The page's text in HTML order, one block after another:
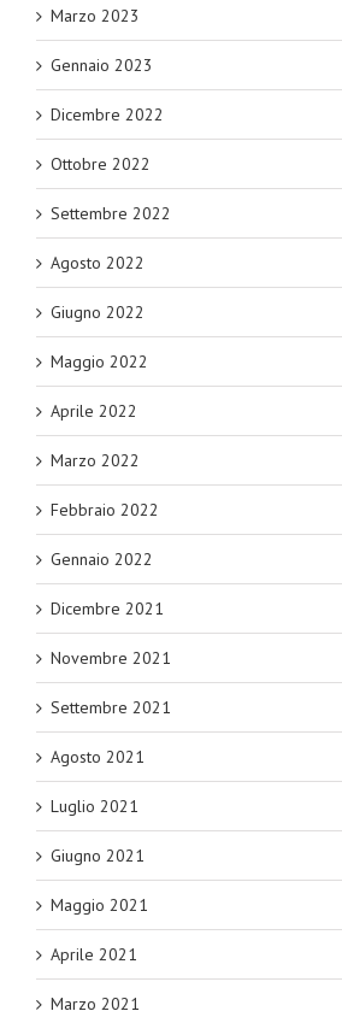
Marzo 2023
Gennaio 2023
Dicembre 2022
Ottobre 2022
Settembre 2022
Agosto 2022
Giugno 2022
Maggio 2022
Aprile 2022
Marzo 2022
Febbraio 2022
Gennaio 2022
Dicembre 2021
Novembre 2021
Settembre 2021
Agosto 2021
Luglio 2021
Giugno 2021
Maggio 2021
Aprile 2021
Marzo 2021